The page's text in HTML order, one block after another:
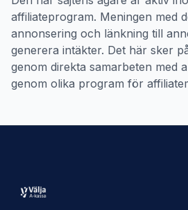
affiliateprogram. Meningen med
annonsering och länkning till
generera intäkter. Det här sker
genom direkta samarbeten med
genom olika program för